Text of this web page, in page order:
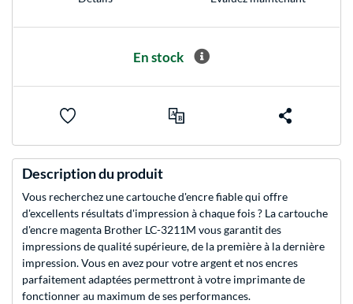
En stock
Description du produit
Vous recherchez une cartouche d'encre fiable qui offre
d'excellents résultats d'impression à chaque fois ? La cartouche
d'encre magenta Brother LC-3211M vous garantit des
impressions de qualité supérieure, de la première à la dernière
impression. Vous en avez pour votre argent et nos encres
parfaitement adaptées permettront à votre imprimante de
fonctionner au maximum de ses performances.